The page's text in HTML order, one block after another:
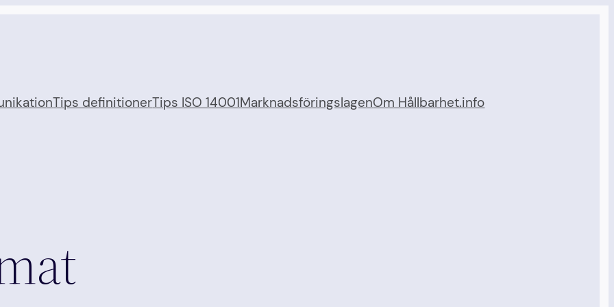
Tips definitionerTips ISO 14001MarknadsföringslagenOm Hållbarhet.info